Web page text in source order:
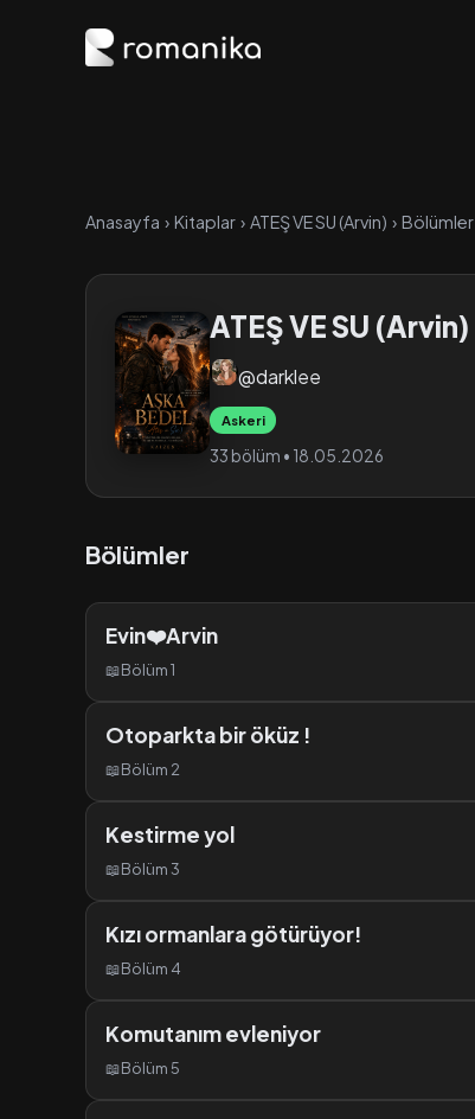
Anasayfa › Kitaplar › ATEŞ VE SU (Arvin) › Bölümler
ATEŞ VE SU (Arvin)
@darklee
Askeri
33 bölüm • 18.05.2026
Bölümler
Evin❤️Arvin
📖Bölüm 1
Otoparkta bir öküz !
📖Bölüm 2
Kestirme yol
📖Bölüm 3
Kızı ormanlara götürüyor!
📖Bölüm 4
Komutanım evleniyor
📖Bölüm 5